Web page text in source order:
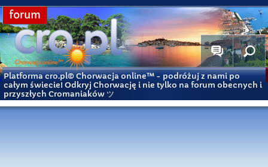
forum
Platforma cro.pl© Chorwacja online™ - podróżuj z nami po
całym świecie! Odkryj Chorwację i nie tylko na forum obecnych i
przyszłych Cromaniaków ツ